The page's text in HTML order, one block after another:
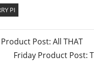
PI
Post: All THAT
次
Friday Product Post: